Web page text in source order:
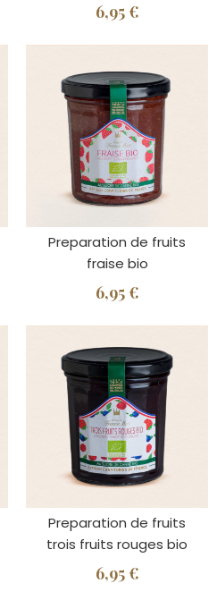
6,95 €
Preparation de fruits
fraise bio
6,95 €
Preparation de fruits
trois fruits rouges bio
6,95 €